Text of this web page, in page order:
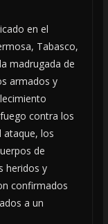
en el
Tabasco,
madrugada de
armados y
contra los
ataque, los
de
heridos y
confirmados
a un